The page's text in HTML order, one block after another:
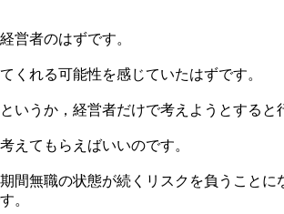
営者のはずです。
くれる可能性を感じていたはずです。
うか，経営者だけで考えようとすると
えてもらえばいいのです。
間無職の状態が続くリスクを負うこと
。